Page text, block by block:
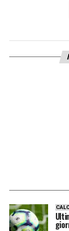
rendendo
contrattuale
comunque,
situazione
rapporti con